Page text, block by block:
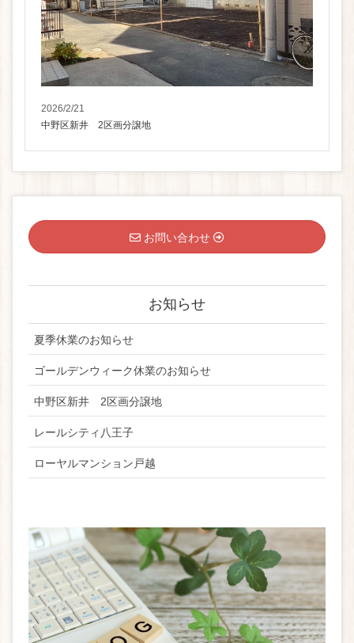
2026/2/21
中野区新井 2区画分譲地
お問い合わせ
お知らせ
夏季休業のお知らせ
ゴールデンウィーク休業のお知らせ
中野区新井 2区画分譲地
レールシティ八王子
ローヤルマンション戸越